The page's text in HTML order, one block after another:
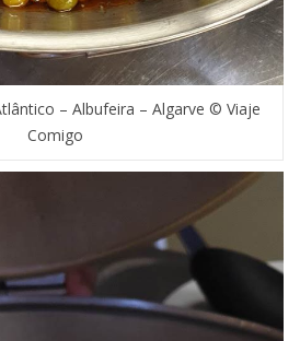
– Albufeira – Algarve © Viaje
Comigo